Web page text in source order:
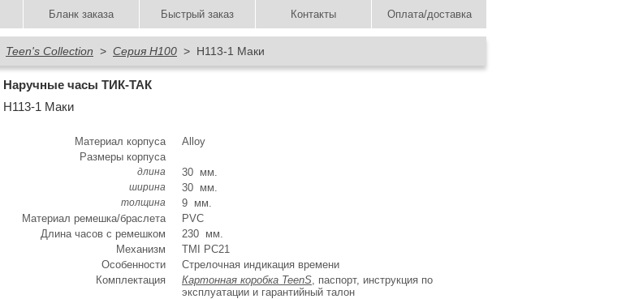
Бланк заказа Быстрый заказ Контакты Оплата/доставка
Teen's Collection > Серия H100 > Н113-1 Маки
Наручные часы ТИК-ТАК
Н113-1 Маки
Материал корпуса
Alloy
Размеры корпуса
длина 30 мм.
ширина 30 мм.
толщина
9 мм.
Материал ремешка/браслета
PVC
Длина часов с ремешком
230 мм.
Механизм
TMI PC21
Особенности
Стрелочная индикация времени
Комплектация
Картонная коробка TeenS, паспорт, инструкция по
эксплуатации и гарантийный талон